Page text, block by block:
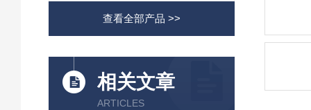
查看全部产品 >>
相关文章
ARTICLES